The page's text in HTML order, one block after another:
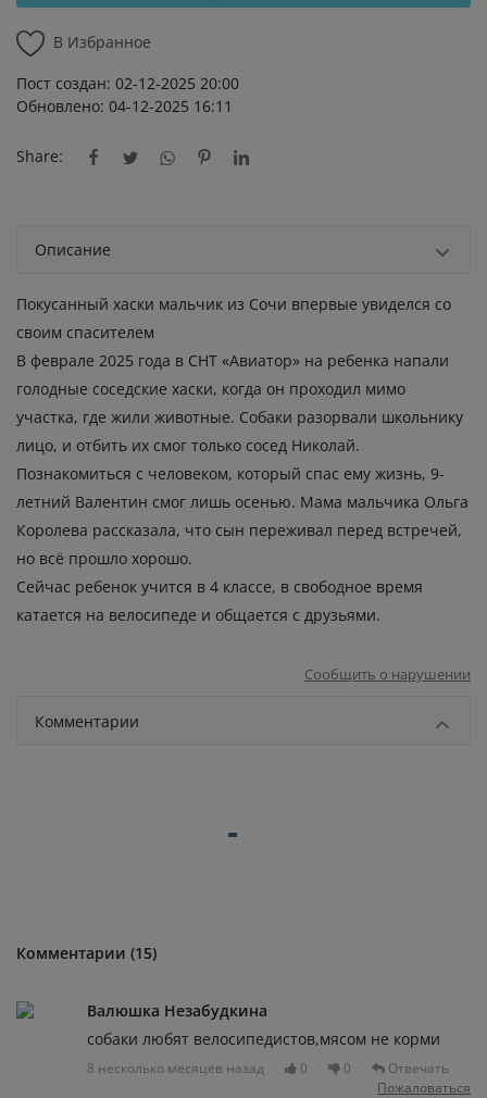
В Избранное
Пост создан: 02-12-2025 20:00
Обновлено: 04-12-2025 16:11
Share:
Описание
Покусанный хаски мальчик из Сочи впервые увиделся со
своим спасителем
В феврале 2025 года в СНТ «Авиатор» на ребенка напали
голодные соседские хаски, когда он проходил мимо
участка, где жили животные. Собаки разорвали школьнику
лицо, и отбить их смог только сосед Николай.
Познакомиться с человеком, который спас ему жизнь, 9-
летний Валентин смог лишь осенью. Мама мальчика Ольга
Королева рассказала, что сын переживал перед встречей,
но всё прошло хорошо.
Сейчас ребенок учится в 4 классе, в свободное время
катается на велосипеде и общается с друзьями.
Сообщить о нарушении
Комментарии
Комментарии (15)
Валюшка Незабудкина
собаки любят велосипедистов,мясом не корми
8 несколько месяцев назад 0 0
Отвечать
Пожаловаться